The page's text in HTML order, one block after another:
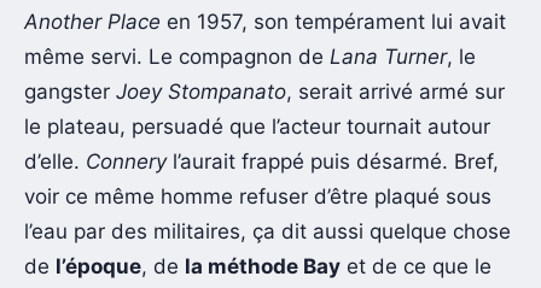
Another Place en 1957, son tempérament lui avait
même servi. Le compagnon de Lana Turner, le
gangster Joey Stompanato, serait arrivé armé sur
le plateau, persuadé que l’acteur tournait autour
d’elle. Conneryl’aurait frappé puis désarmé. Bref,
voir ce même homme refuser d’être plaqué sous
l’eau par des militaires, ça dit aussi quelque chose
de l’époque, de la méthode Bay et de ce que le